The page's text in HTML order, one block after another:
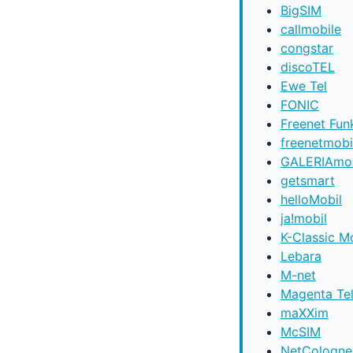
BigSIM
callmobile
congstar
discoTEL
Ewe Tel
FONIC
Freenet
getsmart
helloMobil
ja!mobil
K-Classic
Lebara
M-net
Magenta
maXXim
McSIM